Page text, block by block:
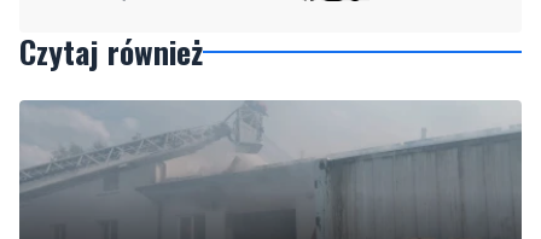
Czytaj również